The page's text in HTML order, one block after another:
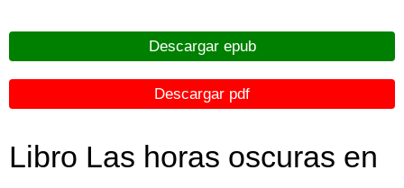
Descargar epub
Descargar pdf
Libro Las horas oscuras en